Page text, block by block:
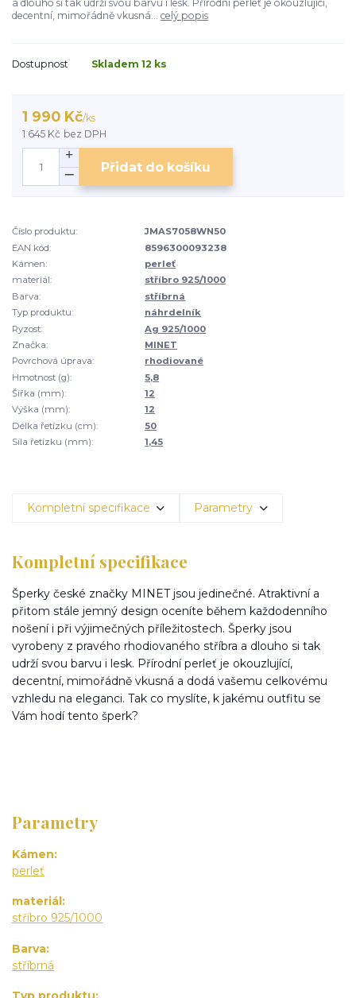
a dlouho si tak udrží svou barvu i lesk. Přírodní perleť je okouzlující,
decentní, mimořádně vkusná... celý popis
Dostupnost Skladem 12 ks
1 990 Kč/ks
1 645 Kč bez DPH
Přidat do košíku
Číslo produktu:
JMAS7058WN50
EAN kód:
8596300093238
Kámen:
perleť
materiál:
stříbro 925/1000
Barva:
stříbrná
Typ produktu:
náhrdelník
Ryzost:
Ag 925/1000
Značka:
MINET
Povrchová úprava:
rhodiované
Hmotnost (g):
5,8
Šířka (mm):
12
Výška (mm):
12
Délka řetízku (cm):
50
Síla řetízku (mm):
1,45
Kompletní specifikace Parametry
Kompletní specifikace
Šperky české značky MINET jsou jedinečné. Atraktivní a
přitom stále jemný design oceníte během každodenního
nošení i při výjimečných příležitostech. Šperky jsou
vyrobeny z pravého rhodiovaného stříbra a dlouho si tak
udrží svou barvu i lesk. Přírodní perleť je okouzlující,
decentní, mimořádně vkusná a dodá vašemu celkovému
vzhledu na eleganci. Tak co myslíte, k jakému outfitu se
Vám hodí tento šperk?
Parametry
Kámen
perleť
materiál
stříbro 925/1000
Barva
stříbrná